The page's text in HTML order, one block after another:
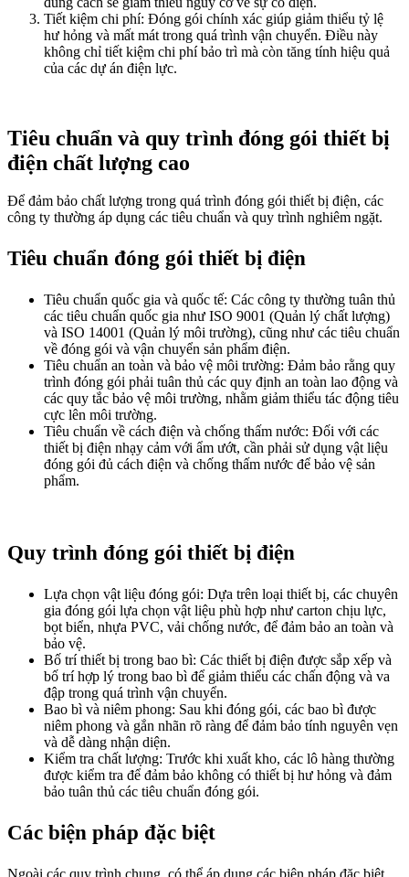
Tiết kiệm chi phí: Đóng gói chính xác giúp giảm thiểu tỷ lệ
hư hỏng và mất mát trong quá trình vận chuyển. Điều này
không chỉ tiết kiệm chi phí bảo trì mà còn tăng tính hiệu quả
của các dự án điện lực.
Tiêu chuẩn và quy trình đóng gói thiết bị
điện chất lượng cao
Để đảm bảo chất lượng trong quá trình đóng gói thiết bị điện, các
công ty thường áp dụng các tiêu chuẩn và quy trình nghiêm ngặt.
Tiêu chuẩn đóng gói thiết bị điện
Tiêu chuẩn quốc gia và quốc tế: Các công ty thường tuân thủ
các tiêu chuẩn quốc gia như ISO 9001 (Quản lý chất lượng)
và ISO 14001 (Quản lý môi trường), cũng như các tiêu chuẩn
về đóng gói và vận chuyển sản phẩm điện.
Tiêu chuẩn an toàn và bảo vệ môi trường: Đảm bảo rằng quy
trình đóng gói phải tuân thủ các quy định an toàn lao động và
các quy tắc bảo vệ môi trường, nhằm giảm thiểu tác động tiêu
cực lên môi trường.
Tiêu chuẩn về cách điện và chống thấm nước: Đối với các
thiết bị điện nhạy cảm với ẩm ướt, cần phải sử dụng vật liệu
đóng gói đủ cách điện và chống thấm nước để bảo vệ sản
phẩm.
Quy trình đóng gói thiết bị điện
Lựa chọn vật liệu đóng gói: Dựa trên loại thiết bị, các chuyên
gia đóng gói lựa chọn vật liệu phù hợp như carton chịu lực,
bọt biển, nhựa PVC, vải chống nước, để đảm bảo an toàn và
bảo vệ.
Bố trí thiết bị trong bao bì: Các thiết bị điện được sắp xếp và
bố trí hợp lý trong bao bì để giảm thiểu các chấn động và va
đập trong quá trình vận chuyển.
Bao bì và niêm phong: Sau khi đóng gói, các bao bì được
niêm phong và gắn nhãn rõ ràng để đảm bảo tính nguyên vẹn
và dễ dàng nhận diện.
Kiểm tra chất lượng: Trước khi xuất kho, các lô hàng thường
được kiểm tra để đảm bảo không có thiết bị hư hỏng và đảm
bảo tuân thủ các tiêu chuẩn đóng gói.
Các biện pháp đặc biệt